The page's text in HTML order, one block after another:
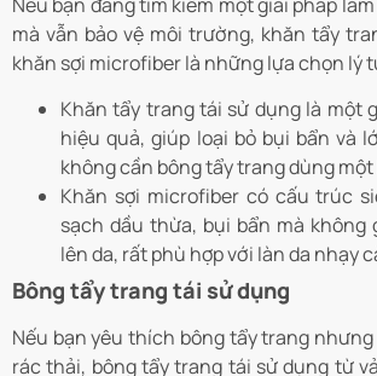
mà vẫn bảo vệ môi trường, khăn tẩy
khăn sợi microfiber là những lựa chọn lý
Khăn tẩy trang tái sử dụng là một
hiệu quả, giúp loại bỏ bụi bẩn và
không cần bông tẩy trang dùng một
Khăn sợi microfiber có cấu trúc
sạch dầu thừa, bụi bẩn mà không
lên da, rất phù hợp với làn da nhạy
Bông tẩy trang tái sử dụng
Nếu bạn yêu thích bông tẩy trang
rác thải, bông tẩy trang tái sử dụng từ